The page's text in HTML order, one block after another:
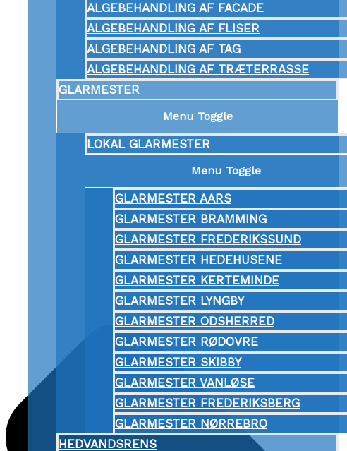
ALGEBEHANDLING AF FACADE
ALGEBEHANDLING AF FLISER
ALGEBEHANDLING AF TAG
ALGEBEHANDLING AF TRÆTERRASSE
GLARMESTER
Menu Toggle
LOKAL GLARMESTER
Menu Toggle
GLARMESTER AARS
GLARMESTER BRAMMING
GLARMESTER FREDERIKSSUND
GLARMESTER HEDEHUSENE
GLARMESTER KERTEMINDE
GLARMESTER LYNGBY
GLARMESTER ODSHERRED
GLARMESTER RØDOVRE
GLARMESTER SKIBBY
GLARMESTER VANLØSE
GLARMESTER FREDERIKSBERG
GLARMESTER NØRREBRO
HEDVANDSRENS